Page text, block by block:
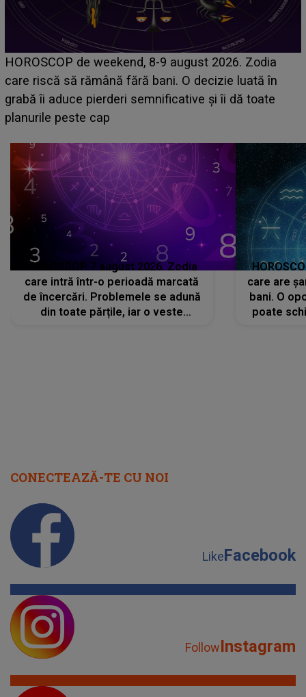
Emanuel a ținut ACEST DETALIU ASCUNS până
acum! În fața Alexandrei, concurentul din Casa Iubirii
face o MĂRTURISIRE NEAȘTEPTATĂ despre mama
sa: "I-am spus și ei în față, eu nu te iubesc pentru
HOROSCOP 7 august 2026. Zodia
care intră într-o perioadă marcată
de încercări. Problemele se adună
din toate părțile, iar o veste
care are
bani. O
poate
CONECTEAZĂ-TE CU NOI
LikeFacebook
FollowInstagram